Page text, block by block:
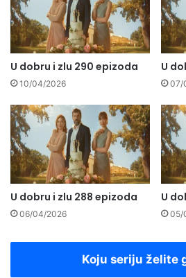
U dobru i zlu 290 epizoda
10/04/2026
U
07/
U dobru i zlu 288 epizoda
06/04/2026
U
05/
Koju seriju želite